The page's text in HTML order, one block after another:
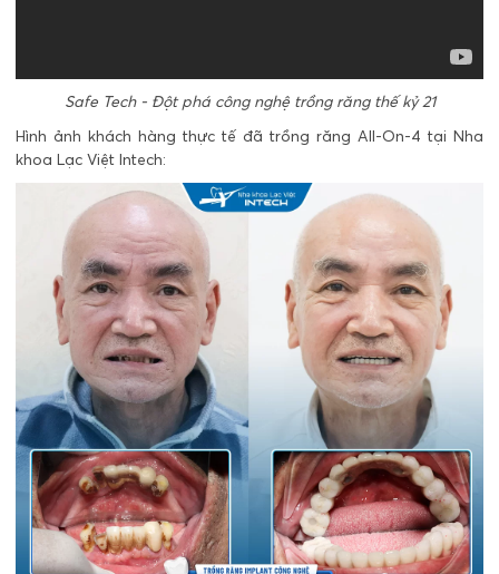
Safe Tech - Đột phá công nghệ trồng răng thế kỷ 21
Hình ảnh khách hàng thực tế đã trồng răng All-On-4 tại Nha
khoa Lạc Việt Intech: